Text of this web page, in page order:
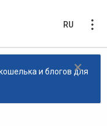
RU
×
и блогов для